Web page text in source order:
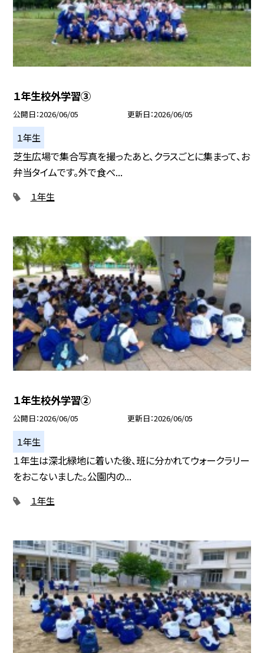
１年生校外学習③
公開日 2026/06/05 更新日 2026/06/05
１年生
芝生広場で集合写真を撮ったあと、クラスごとに集まって、お
弁当タイムです。外で食べ...
１年生
１年生校外学習②
公開日 2026/06/05 更新日 2026/06/05
１年生
１年生は深北緑地に着いた後、班に分かれてウォークラリー
をおこないました。公園内の...
１年生